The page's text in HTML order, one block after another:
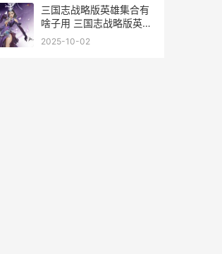
三国志战略版英雄集合有
啥子用 三国志战略版英主
明主贤主霸主
2025-10-02